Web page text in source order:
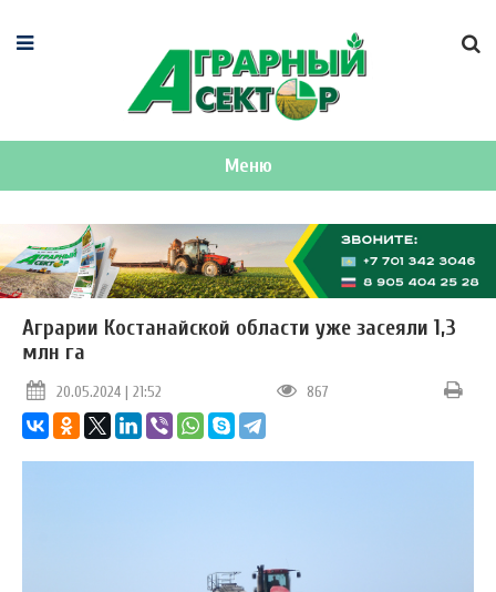
Меню
Аграрии Костанайской области уже засеяли 1,3
млн га
20.05.2024 | 21:52 867